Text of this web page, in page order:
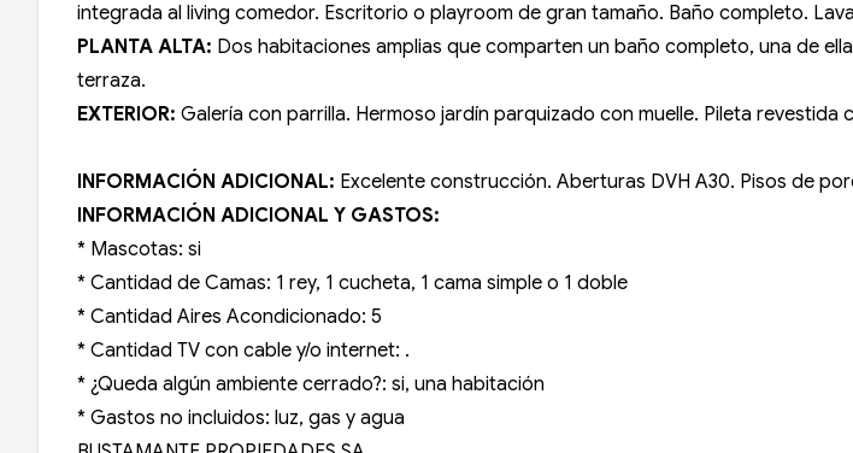
integrada al living comedor. Escritorio o playroom de gran tamaño. Baño completo.
PLANTA ALTA: Dos habitaciones amplias que comparten un baño completo, una de
terraza.
EXTERIOR: Galería con parrilla. Hermoso jardín parquizado con muelle. Pileta revestida
INFORMACIÓN ADICIONAL: Excelente construcción. Aberturas DVH A30. Pisos de
INFORMACIÓN ADICIONAL Y GASTOS:
* Mascotas: si
* Cantidad de Camas: 1 rey, 1 cucheta, 1 cama simple o 1 doble
* Cantidad Aires Acondicionado: 5
* Cantidad TV con cable y/o internet: .
* ¿Queda algún ambiente cerrado?: si, una habitación
* Gastos no incluidos: luz, gas y agua